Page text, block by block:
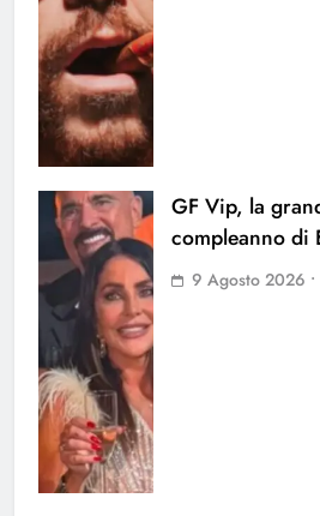
GF Vip, la
compleanno di
9 Agosto 2026 •